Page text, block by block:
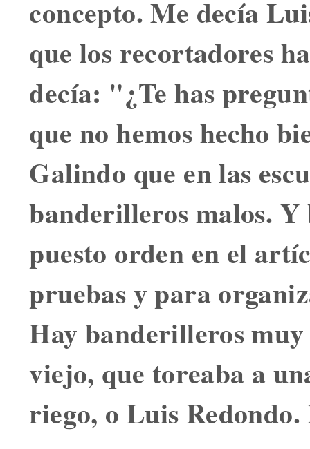
concepto. Me decía
que los recortadores
decía: "¿Te has
que no hemos hecho
Galindo que en las
banderilleros malos. Y
puesto orden en el
pruebas y para
Hay banderilleros muy
viejo, que toreaba a
riego, o Luis Redondo.